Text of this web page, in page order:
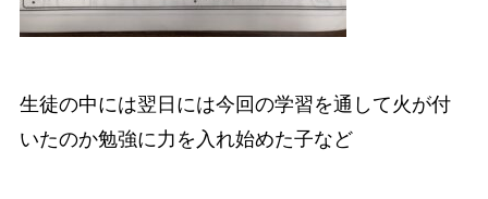
生徒の中には翌日には今回の学習を通して火が付
いたのか勉強に力を入れ始めた子など